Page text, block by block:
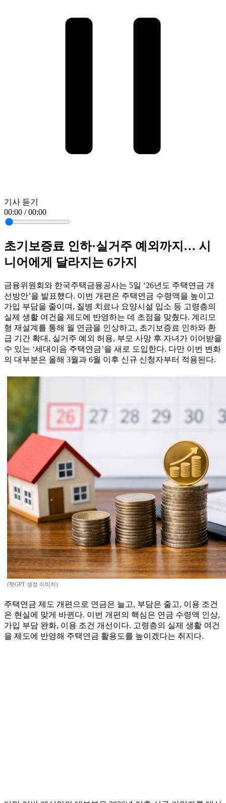
기사 듣기
00:00 / 00:00
초기보증료 인하·실거주 예외까지… 시
니어에게 달라지는 6가지
금융위원회와 한국주택금융공사는 5일 ‘26년도 주택연금 개
선방안’을 발표했다. 이번 개편은 주택연금 수령액을 높이고
가입 부담을 줄이며, 질병 치료나 요양시설 입소 등 고령층의
실제 생활 여건을 제도에 반영하는 데 초점을 맞췄다. 계리모
형 재설계를 통해 월 연금을 인상하고, 초기보증료 인하와 환
급 기간 확대, 실거주 예외 허용, 부모 사망 후 자녀가 이어받을
수 있는 ‘세대이음 주택연금’을 새로 도입한다. 다만 이번 변화
의 대부분은 올해 3월과 6월 이후 신규 신청자부터 적용된다.
(챗GPT 생성 이미지)
주택연금 제도 개편으로 연금은 늘고, 부담은 줄고, 이용 조건
은 현실에 맞게 바뀐다. 이번 개편의 핵심은 연금 수령액 인상,
가입 부담 완화, 이용 조건 개선이다. 고령층의 실제 생활 여건
을 제도에 반영해 주택연금 활용도를 높이겠다는 취지다.